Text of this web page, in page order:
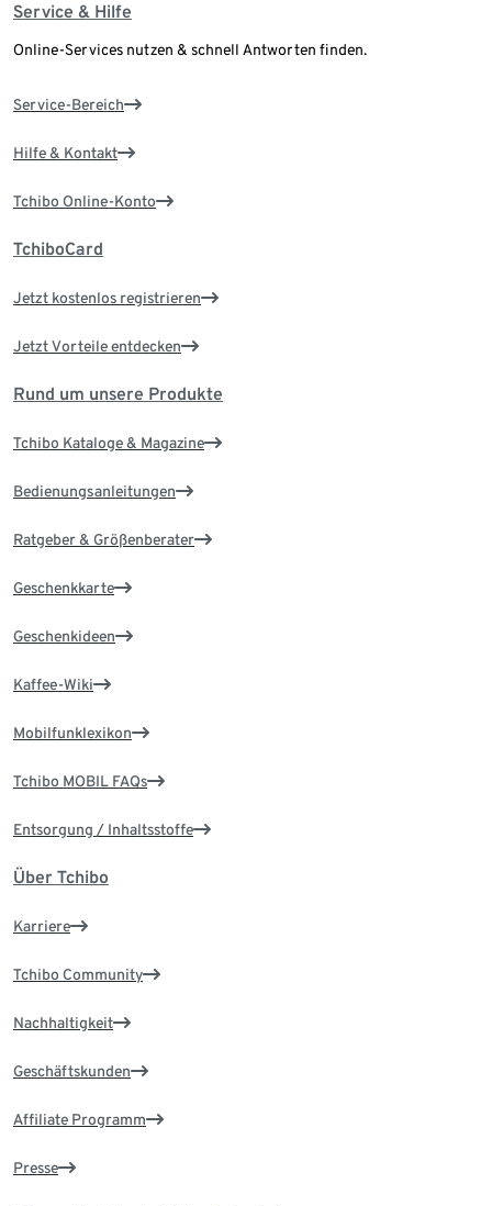
Service & Hilfe
Online-Services nutzen & schnell Antworten finden.
Service-Bereich
Hilfe & Kontakt
Tchibo Online-Konto
TchiboCard
Jetzt kostenlos registrieren
Jetzt Vorteile entdecken
Rund um unsere Produkte
Tchibo Kataloge & Magazine
Bedienungsanleitungen
Ratgeber & Größenberater
Geschenkkarte
Geschenkideen
Kaffee-Wiki
Mobilfunklexikon
Tchibo MOBIL FAQs
Entsorgung / Inhaltsstoffe
Über Tchibo
Karriere
Tchibo Community
Nachhaltigkeit
Geschäftskunden
Affiliate Programm
Presse